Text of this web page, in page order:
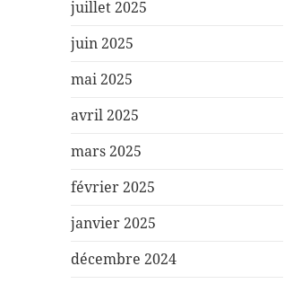
juillet 2025
juin 2025
mai 2025
avril 2025
mars 2025
février 2025
janvier 2025
décembre 2024